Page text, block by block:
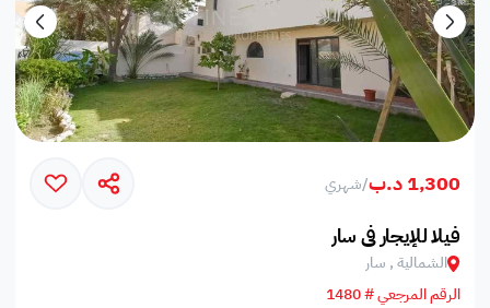
1,300 د.ب /شهري
فيلا للإيجار في سار
الشمالية , سار
الرقم المرجعي # 1480